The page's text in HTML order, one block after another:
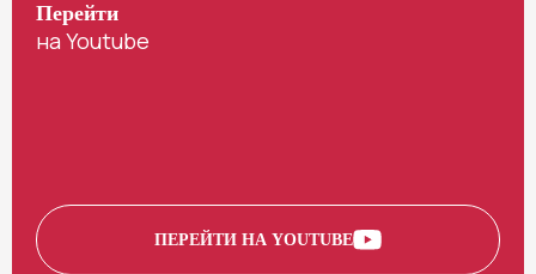
Перейти
на Youtube
ПЕРЕЙТИ НА YOUTUBE